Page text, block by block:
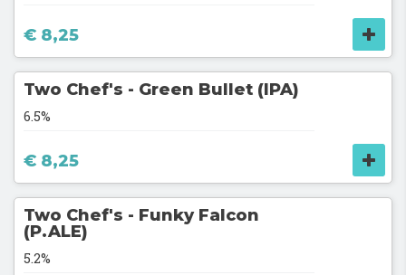
€ 8,25
Two Chef's - Green Bullet (IPA)
6.5%
€ 8,25
Two Chef's - Funky Falcon
(P.ALE)
5.2%